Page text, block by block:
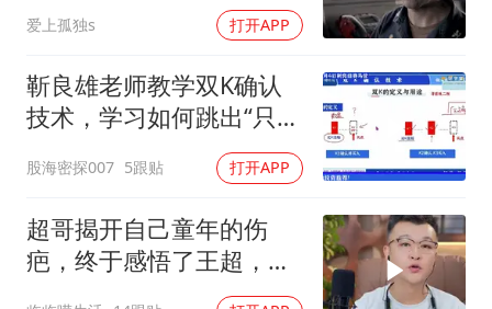
56岁刘奕君跟13岁女儿合跳
从科技创新看开局起步的时与势
爱上孤独s 打开APP
靳良雄老师教学双K确认
技术，学习如何跳出“只看
价格”的表现，看穿主力资
金真实意图，寻找科学买
卖点
股海密探007 5跟贴 打开APP
超哥揭开自己童年的伤
疤，终于感悟了王超，他
决定接妈妈回来养老